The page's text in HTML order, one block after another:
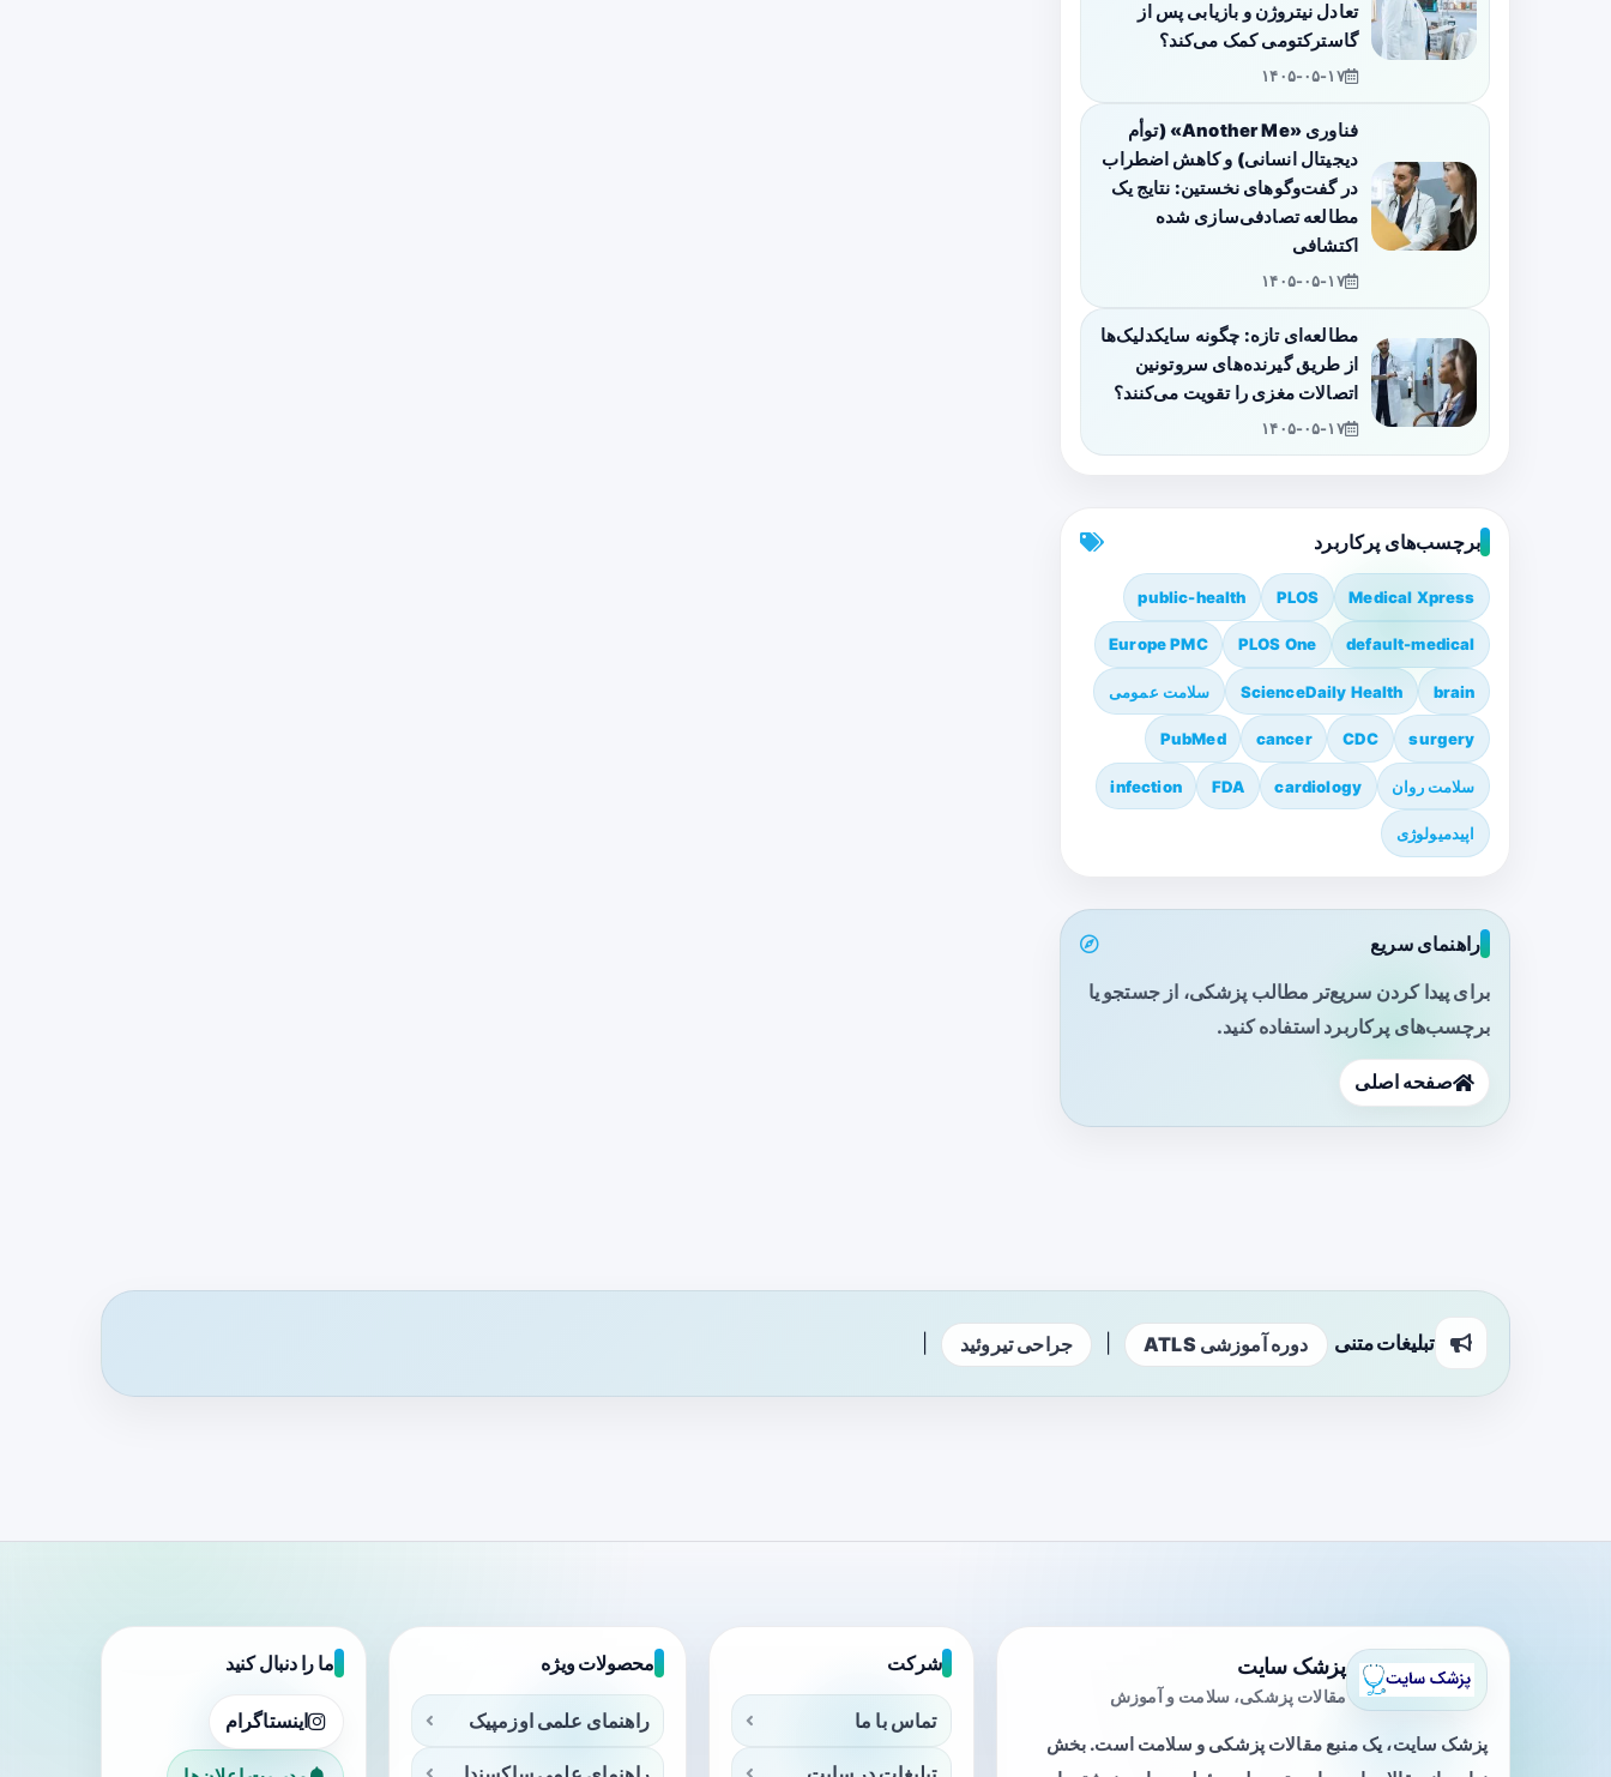
تعادل نیتروژن و بازیابی پس از
گاسترکتومی کمک می‌کند؟
۱۴۰۵-۰۵-۱۷
فناوری «Another Me» (توأم
دیجیتال انسانی) و کاهش اضطراب
در گفت‌وگوهای نخستین: نتایج یک
مطالعه تصادفی‌سازی شده
اکتشافی
۱۴۰۵-۰۵-۱۷
مطالعه‌ای تازه: چگونه سایکدلیک‌ها
از طریق گیرنده‌های سروتونین
اتصالات مغزی را تقویت می‌کنند؟
۱۴۰۵-۰۵-۱۷
برچسب‌های پرکاربرد
Medical Xpress
PLOS
public-health
default-medical
PLOS One
Europe PMC
brain
ScienceDaily Health سلامت عمومی
surgery
CDC
cancer
PubMed
سلامت روان cardiology
FDA
infection
اپیدمیولوژی
راهنمای سریع
برای پیدا کردن سریع‌تر مطالب پزشکی، از جستجو یا
برچسب‌های پرکاربرد استفاده کنید.
صفحه اصلی
تبلیغات متنی دوره آموزشی ATLS جراحی تیروئید
پزشک سایت
مقالات پزشکی، سلامت و آموزش
پزشک سایت، یک منبع مقالات پزشکی و سلامت است. بخش
شرکت
تماس با ما
محصولات ویژه
راهنمای علمی اوزمپیک
ما را دنبال کنید
اینستاگرام